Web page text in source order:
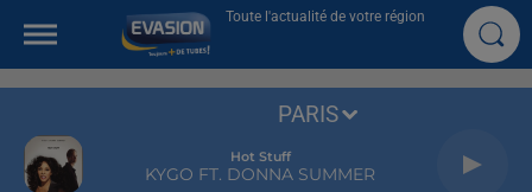
Toute l'actualité de votre région
Hot Stuff
KYGO FT. DONNA SUMMER
PARIS